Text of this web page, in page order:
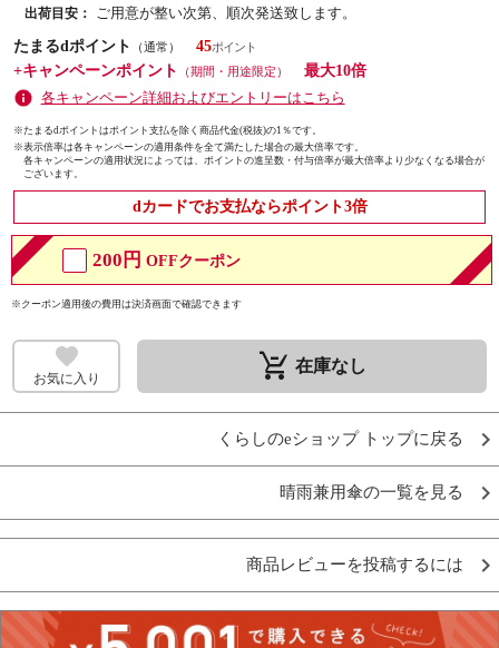
出荷目安：
ご用意が整い次第、順次発送致します。
たまるdポイント
（通常）
45
+キャンペーンポイント
（期間・用途限定）
最大10倍
各キャンペーン詳細およびエントリーはこちら
※たまるdポイントはポイント支払を除く商品代金(税抜)の1％です。
※表示倍率は各キャンペーンの適用条件を全て満たした場合の最大倍率です。
各キャンペーンの適用状況によっては、ポイントの進呈数・付与倍率が最大倍率より少なくなる場合が
ございます。
dカードでお支払ならポイント3倍
200円 OFFクーポン
※クーポン適用後の費用は決済画面で確認できます
お気に入り remove_shopping_cart 在庫なし
くらしのeショップ トップに戻る
晴雨兼用傘の一覧を見る
商品レビューを投稿するには